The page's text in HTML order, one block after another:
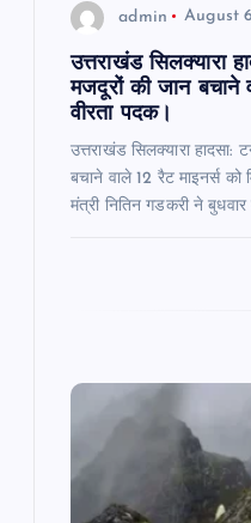
admin August
उत्तराखंड सिलक्यारा
मजदूरों की जान बचाने
वीरता पदक।
उत्तराखंड सिलक्यारा
बचाने वाले 12 रैट माइनर्स को
मंत्री नितिन गडकरी ने बुधवार